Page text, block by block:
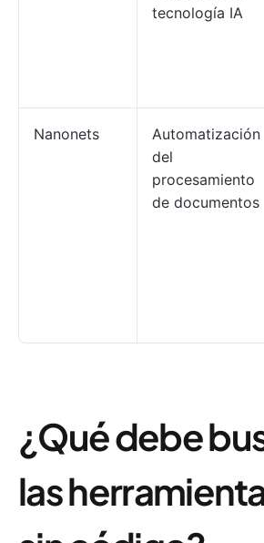
tecnología IA
Nanonets
Automatización
del
procesamiento
de documentos
¿Qué debe
las